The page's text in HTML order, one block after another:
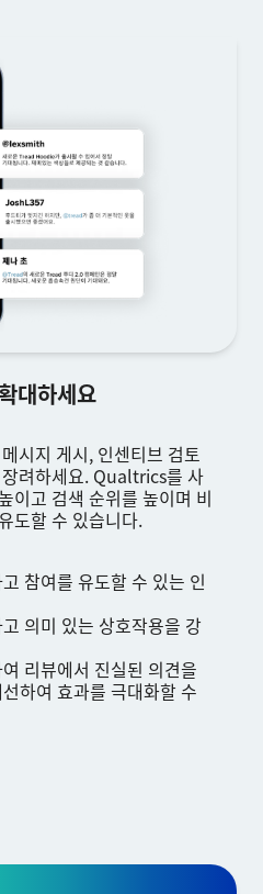
대하세요
시지 게시, 인센티브 검토
려하세요. Qualtrics를 사
이고 검색 순위를 높이며 비
도할 수 있습니다.
참여를 유도할 수 있는 인
의미 있는 상호작용을 강
리뷰에서 진실된 의견을
하여 효과를 극대화할 수